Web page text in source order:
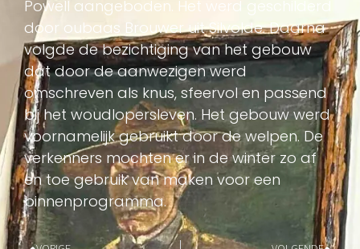
Powell aangeboden. Het werd geschilderd
door oubaas Brouwer uit Silvolde. Daarna
volgde de bezichtiging van het gebouw
dat door de aanwezigen werd
omschreven als knus, sfeervol en passend
bij het woudlopersleven. Het gebouw werd
voornamelijk gebruikt door de welpen. De
verkenners mochten er in de winter zo af
en toe gebruik van maken voor een
binnenprogramma.